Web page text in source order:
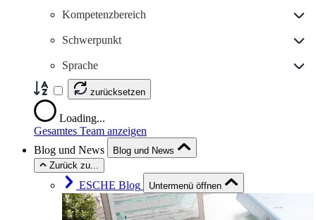
Kompetenzbereich
Schwerpunkt
Sprache
zurücksetzen
Loading...
Gesamtes Team anzeigen
Blog und News
Blog und News
Zurück zu...
ESCHE Blog Untermenü öffnen